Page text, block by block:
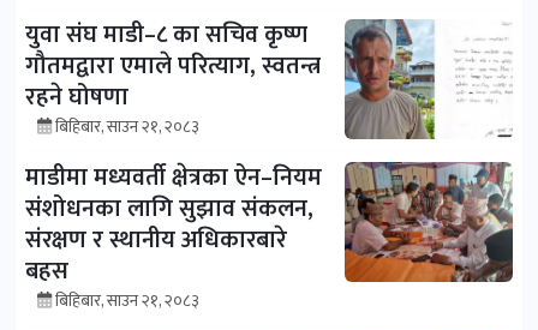
युवा संघ माडी–८ का सचिव कृष्ण
गौतमद्वारा एमाले परित्याग, स्वतन्त्र
रहने घोषणा
बिहिबार, साउन २१, २०८३
माडीमा मध्यवर्ती क्षेत्रका ऐन–नियम
संशोधनका लागि सुझाव संकलन,
संरक्षण र स्थानीय अधिकारबारे
बहस
बिहिबार, साउन २१, २०८३